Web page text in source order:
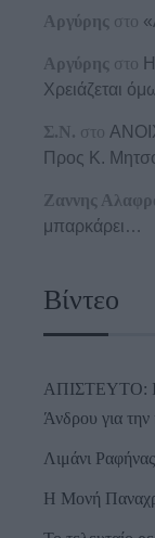
Αργύρης στο
Αργύρης στο
Χρειάζεται
Σ.Ν. στο
Προς K.
Ζαννης
μπαρκάρει…
Βίντεο
ΑΠΙΣΤΕΥΤΟ:
Άνδρου για
Λιμάνι
Η Μονή